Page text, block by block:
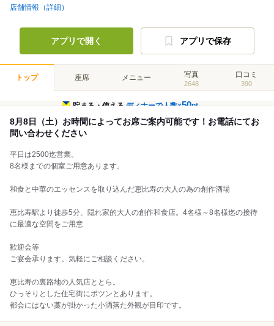
店舗情報（詳細）
アプリで開く アプリで保存
トップ 座席 メニュー 写真
2648
口コミ
390
貯まる・使えるディナーで人数×50pt
8月8日（土）お時間によってお席ご案内可能です！お電話にてお
問い合わせください
平日は2500迄営業。
8名様までの個室ご用意あります。
和食と中華のエッセンスを取り込んだ恵比寿の大人の為の創作酒場
恵比寿駅より徒歩5分、隠れ家的大人の創作和食店。4名様～8名様迄の接待
に最適な空間をご用意
歓迎会等
ご宴会承ります。気軽にご相談ください。
恵比寿の裏路地の人気店ととら。
ひっそりとした住宅街にポツンとあります。
都会にはない藁が掛かった小洒落た外観が目印です。